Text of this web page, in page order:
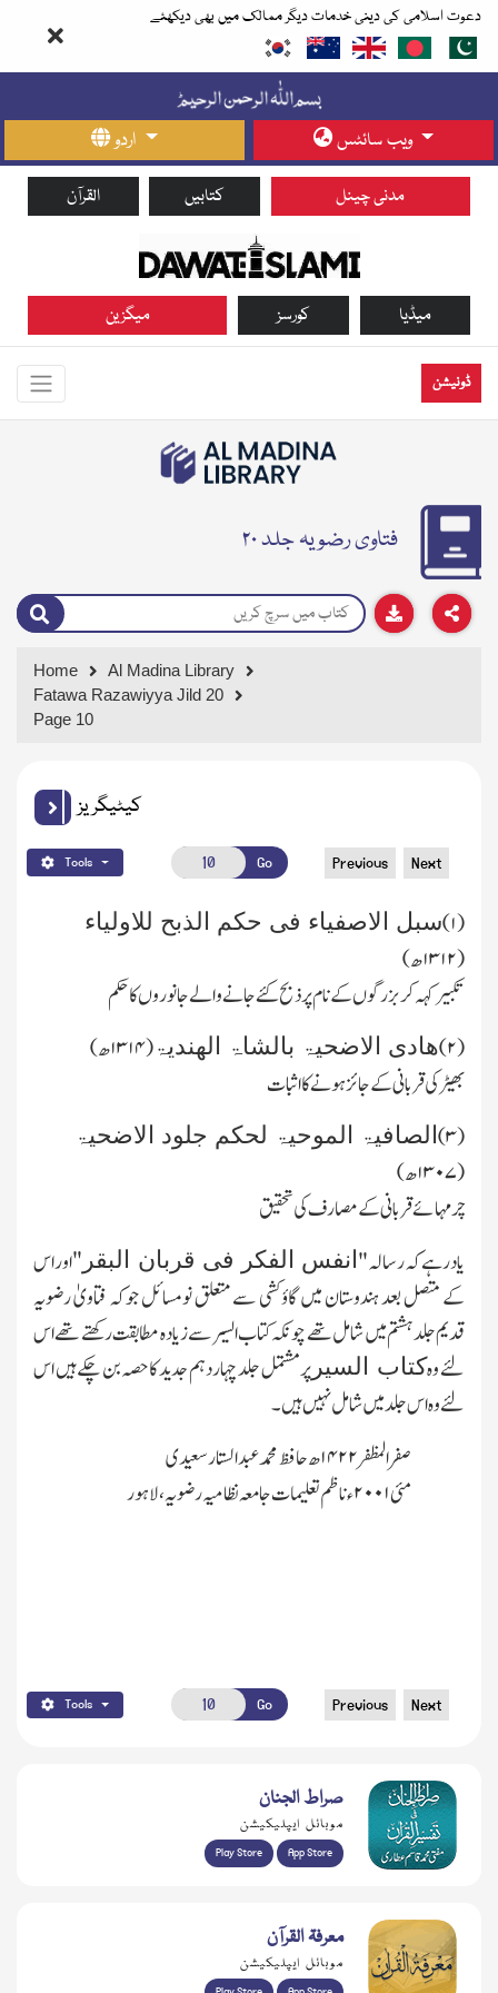
دعوت اسلامی کی دینی خدمات دیگر ممالک میں بھی دیکھئے
اردو ویب سائٹس
القرآن کتابیں مدنی چینل
میگزین کورسز میڈیا
ڈونیشن
فتاوی رضویہ جلد ۲۰
Home
Al Madina Library
Fatawa Razawiyya Jild 20
Page 10
کیٹیگریز
Tools Go Previous Next
(۱) سبل الاصفیاء فی حکم الذبح للاولیاء
(۱۳۱۲ھ)
تکبیر کہہ کر بزرگوں کے نام پر ذبح کئے جانے والے جانوروں کاحکم
(۲) ھادی الاضحیۃ بالشاۃ الھندیۃ(۱۳۱۴ھ)
بھیڑ کی قربانی کے جائز ہونے کا اثبات
(۳) الصافیۃ الموحیۃ لحکم جلود الاضحیۃ
(۱۳۰۷ھ)
چرمہائے قربانی کے مصارف کی تحقیق
یادرہے کہ رسالہ "انفس الفکر فی قربان البقر "اور اس
کے متصل بعد ہندوستان میں گاؤکشی سے متعلق نومسائل جوکہ فتاویٰ رضویہ
قدیم جلد ہشتم میں شامل تھے چونکہ کتاب السیر سے زیادہ مطابقت رکھتے تھے اس
لئے وہکتاب السیر پرمشتمل جلد چہاردہم جدید کاحصہ بن چکے ہیں اس
لئے وہ اس جلد میں شامل نہیں ہیں۔
صفر المظفر۱۴۲۲ھ حافظ محمدعبدالستارسعیدی
مئی۲۰۰۱ء ناظم تعلیمات جامعہ نظامیہ رضویہ، لاہور
Tools Go Previous Next
صراط الجنان
موبائل ایپلیکیشن
Play Store App Store
معرفۃ القرآن
موبائل ایپلیکیشن